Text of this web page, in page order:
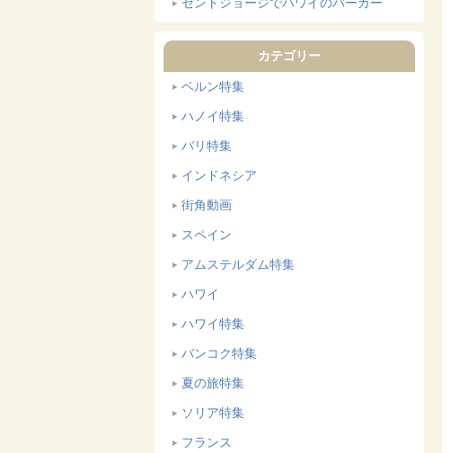
カテゴリー
ベルン特集
ハノイ特集
バリ特集
インドネシア
街角動画
スペイン
アムステルダム特集
ハワイ
ハワイ特集
バンコク特集
夏の旅特集
ソリア特集
フランス